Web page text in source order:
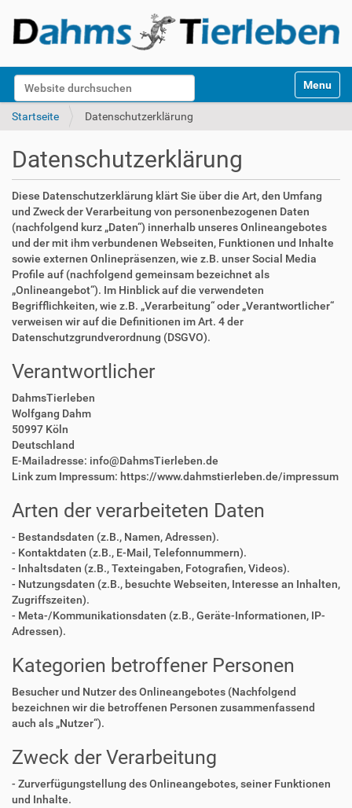
Website durchsuchen
k
Toggle
Startseite Datenschutzerklärung
Datenschutzerklärung
Diese Datenschutzerklärung klärt Sie über die Art, den Umfang
und Zweck der Verarbeitung von personenbezogenen Daten
(nachfolgend kurz „Daten“) innerhalb unseres Onlineangebotes
und der mit ihm verbundenen Webseiten, Funktionen und Inhalte
sowie externen Onlinepräsenzen, wie z.B. unser Social Media
Profile auf (nachfolgend gemeinsam bezeichnet als
„Onlineangebot“). Im Hinblick auf die verwendeten
Begrifflichkeiten, wie z.B. „Verarbeitung“ oder „Verantwortlicher“
verweisen wir auf die Definitionen im Art. 4 der
Datenschutzgrundverordnung (DSGVO).
Verantwortlicher
DahmsTierleben
Wolfgang Dahm
50997 Köln
Deutschland
E-Mailadresse: info@DahmsTierleben.de
Link zum Impressum: https://www.dahmstierleben.de/impressum
Arten der verarbeiteten Daten
- Bestandsdaten (z.B., Namen, Adressen).
- Kontaktdaten (z.B., E-Mail, Telefonnummern).
- Inhaltsdaten (z.B., Texteingaben, Fotografien, Videos).
- Nutzungsdaten (z.B., besuchte Webseiten, Interesse an Inhalten,
Zugriffszeiten).
- Meta-/Kommunikationsdaten (z.B., Geräte-Informationen, IP-
Adressen).
Kategorien betroffener Personen
Besucher und Nutzer des Onlineangebotes (Nachfolgend
bezeichnen wir die betroffenen Personen zusammenfassend
auch als „Nutzer“).
Zweck der Verarbeitung
- Zurverfügungstellung des Onlineangebotes, seiner Funktionen
und Inhalte.